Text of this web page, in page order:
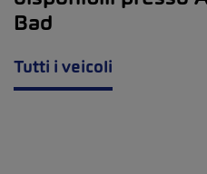
Bad
Tutti i veicoli